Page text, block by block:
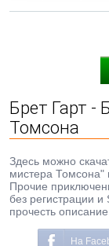
Брет Гарт -
Томсона
Здесь можно
мистера
Прочие
без регистрации
прочесть
На